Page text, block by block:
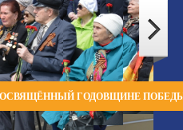
ГОДОВЩИНЕ